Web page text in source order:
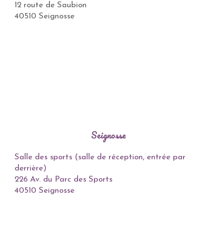
12 route de Saubion
40510 Seignosse
Seignosse
Salle des sports (salle de réception, entrée par
derrière)
226 Av. du Parc des Sports
40510 Seignosse